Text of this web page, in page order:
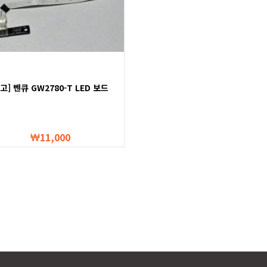
] 벤큐 GW2780-T LED 보드
11,000